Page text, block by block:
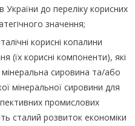
України до переліку корисних
значення;
корисні копалини
(їх корисні компоненти), які
сировина та/або
мінеральної сировини для
промислових
сталий розвиток економіки